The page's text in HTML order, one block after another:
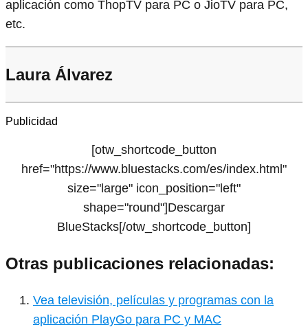
aplicación como ThopTV para PC o JioTV para PC,
etc.
Laura Álvarez
Publicidad
[otw_shortcode_button
href="https://www.bluestacks.com/es/index.html"
size="large" icon_position="left"
shape="round"]Descargar
BlueStacks[/otw_shortcode_button]
Otras publicaciones relacionadas:
Vea televisión, películas y programas con la
aplicación PlayGo para PC y MAC